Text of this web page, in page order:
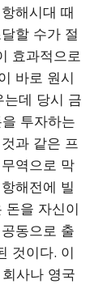
해시대 때
할 수가 절
효과적으로
바로 원시
데 당시 금
투자하는
과 같은 프
역으로 막
해전에 빌
돈을 자신이
동으로 출
것이다. 이
사나 영국